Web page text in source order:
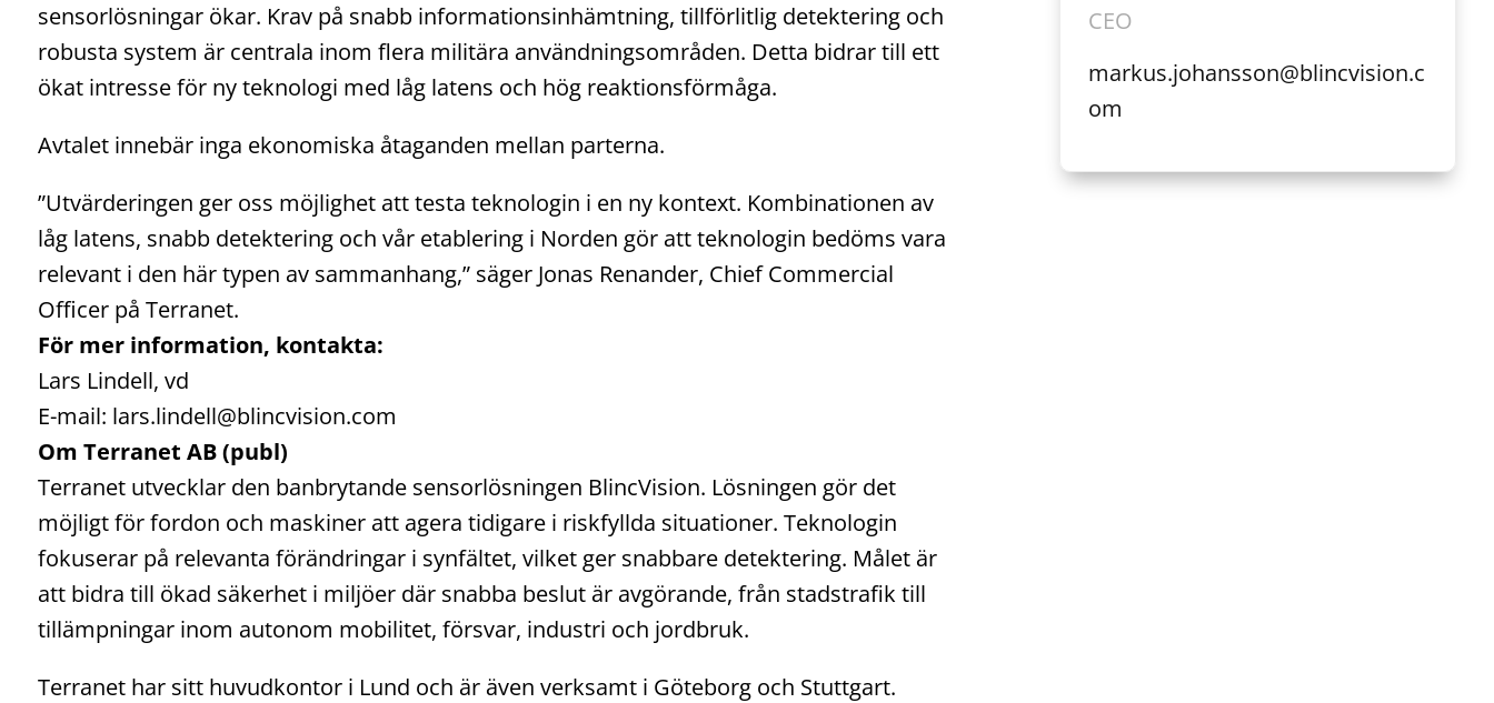
sensorlösningar ökar. Krav på snabb informationsinhämtning, tillförlitlig detektering och
robusta system är centrala inom flera militära användningsområden. Detta bidrar till ett
ökat intresse för ny teknologi med låg latens och hög reaktionsförmåga.
Avtalet innebär inga ekonomiska åtaganden mellan parterna.
”Utvärderingen ger oss möjlighet att testa teknologin i en ny kontext. Kombinationen av
låg latens, snabb detektering och vår etablering i Norden gör att teknologin bedöms vara
relevant i den här typen av sammanhang,” säger Jonas Renander, Chief Commercial
Officer på Terranet.
För mer information, kontakta:
Lars Lindell, vd
E-mail: lars.lindell@blincvision.com
Om Terranet AB (publ)
Terranet utvecklar den banbrytande sensorlösningen BlincVision. Lösningen gör det
möjligt för fordon och maskiner att agera tidigare i riskfyllda situationer. Teknologin
fokuserar på relevanta förändringar i synfältet, vilket ger snabbare detektering. Målet är
att bidra till ökad säkerhet i miljöer där snabba beslut är avgörande, från stadstrafik till
tillämpningar inom autonom mobilitet, försvar, industri och jordbruk.
Terranet har sitt huvudkontor i Lund och är även verksamt i Göteborg och Stuttgart.
CEO
markus.johansson@blincvision.c
om